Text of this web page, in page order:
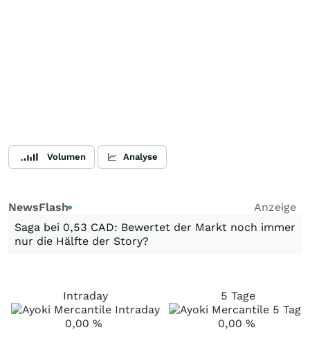
Volumen Analyse
NewsFlash
Anzeige
Saga bei 0,53 CAD: Bewertet der Markt noch immer
nur die Hälfte der Story?
Intraday
0,00 %
5 Tage
0,00 %